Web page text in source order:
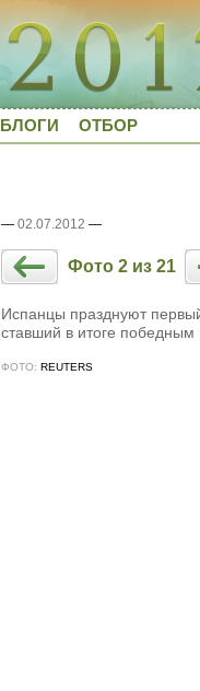
БЛОГИ ОТБОР
— 02.07.2012 —
Фото 2 из 21
Испанцы празднуют
ставший в итоге победным
ФОТО: REUTERS